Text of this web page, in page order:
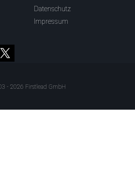
Datenschutz
Impressum
- 2026 Firstlead GmbH